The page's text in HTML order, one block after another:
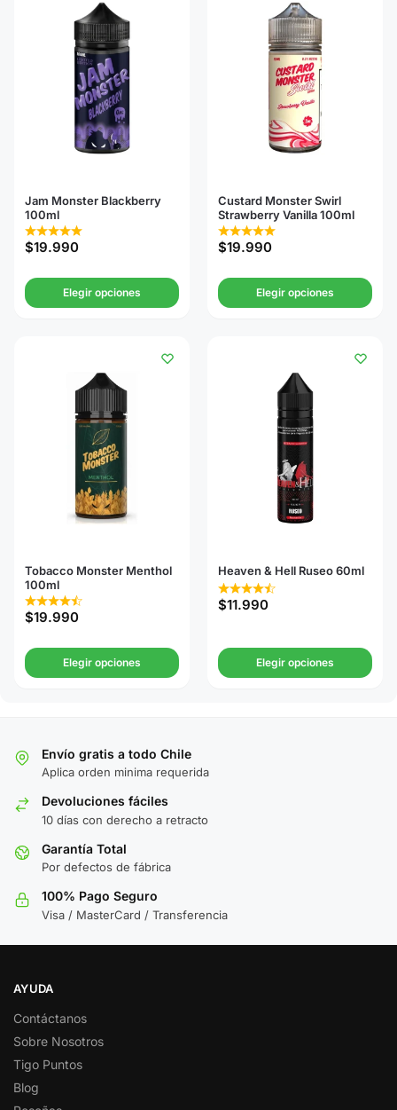
Jam Monster Blackberry
100ml
$19.990
Elegir opciones
Custard Monster Swirl
Strawberry Vanilla 100ml
$19.990
Elegir opciones
Tobacco Monster Menthol
100ml
$19.990
Elegir opciones
Heaven & Hell Ruseo 60ml
$11.990
Elegir opciones
Envío gratis a todo Chile
Aplica orden minima requerida
Devoluciones fáciles
10 días con derecho a retracto
Garantía Total
Por defectos de fábrica
100% Pago Seguro
Visa / MasterCard / Transferencia
AYUDA
Contáctanos
Sobre Nosotros
Tigo Puntos
Blog